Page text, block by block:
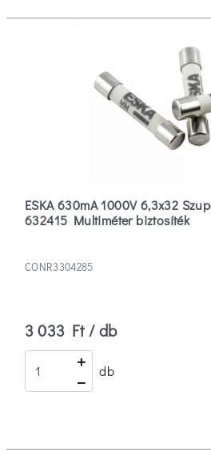
ESKA 630mA 1000V 6,3x32
632415 Multiméter biztosíték
CONR3304285
3 033 Ft / db
db